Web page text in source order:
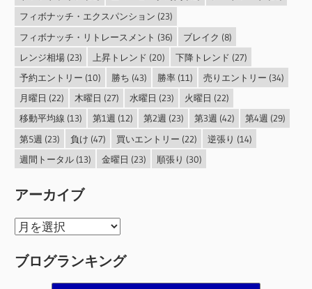
フィボナッチ・エクスパンション (23)
フィボナッチ・リトレースメント (36) ブレイク (8)
レンジ相場(23) 上昇トレンド (20) 下降トレンド (27)
予約エントリー (10) 勝ち (43) 勝率(11) 売りエントリー (34)
月曜日 (22) 木曜日 (27) 水曜日 (23) 火曜日 (22)
移動平均線 (13) 第1週 (12) 第2週 (23) 第3週 (42) 第4週 (29)
第5週 (23) 負け (47) 買いエントリー (22) 逆張り (14)
週間トータル(13) 金曜日 (23) 順張り (30)
アーカイブ
ア
カ
ブログランキング